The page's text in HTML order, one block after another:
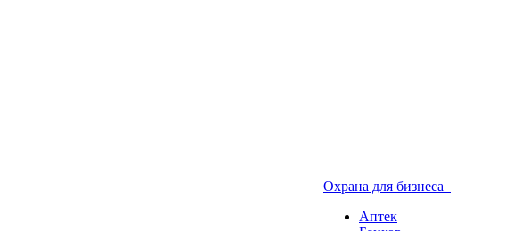
Охрана для бизнеса
Аптек